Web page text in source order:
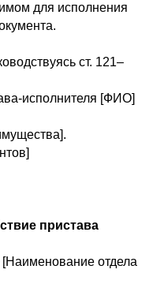
для исполнения
ст. 121–
исполнителя [ФИО]
пристава
отдела